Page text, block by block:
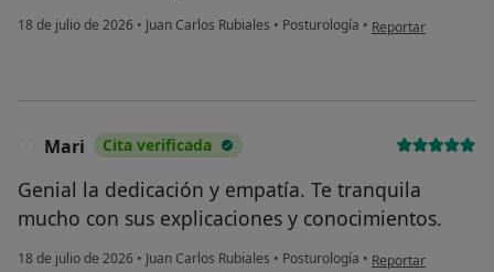
18 de julio de 2026 • Juan Carlos Rubiales • Posturología • en opinión del
Reportar
Mari Cita verificada
Genial la dedicación y empatía. Te tranquila
mucho con sus explicaciones y conocimientos.
18 de julio de 2026 • Juan Carlos Rubiales • Posturología • en opinión del
Reportar